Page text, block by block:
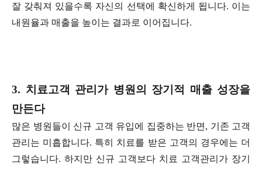
잘 갖춰져 있을수록 자신의 선택에 확신하게 됩니다. 이는
내원율과 매출을 높이는 결과로 이어집니다.
3. 치료고객 관리가 병원의 장기적 매출 성장을
만든다
많은 병원들이 신규 고객 유입에 집중하는 반면, 기존 고객
관리는 미흡합니다. 특히 치료를 받은 고객의 경우에는 더
그렇습니다. 하지만 신규 고객보다 치료 고객관리가 장기